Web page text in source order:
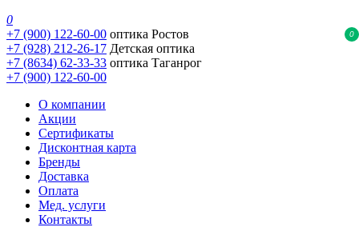
0
0
+7 (900) 122-60-00 оптика Ростов
+7 (928) 212-26-17 Детская оптика
+7 (8634) 62-33-33 оптика Таганрог
+7 (900) 122-60-00
О компании
Акции
Сертификаты
Дисконтная карта
Бренды
Доставка
Оплата
Мед. услуги
Контакты